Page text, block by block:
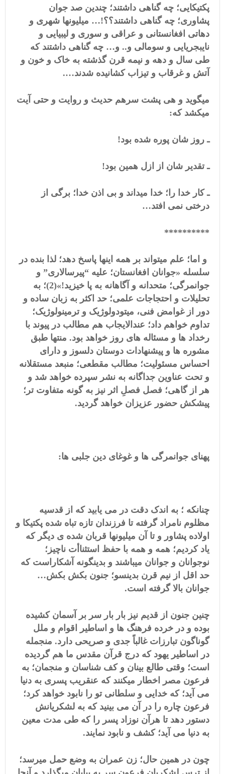
پکتیکایی؛ چه گناهی داشتند؛ چندین صد جوان
پشاوری؛ چه گناهی داشتند؟؟!… میلیونها شهری و
دهاتی افغانستانی و عراقی و سوری و لیبیایی و
نایبجریایی و سومالی و.. و… چه گناهی داشتند که
طی سال و دهه و نیمه قرن گذشته به خاک و خون و
آتش و غرقاب و تیزاب کشانیده شدند….
میگوید و هی پشت سرهم حدیث و روایت و حتی آیت
میکشد که:
ـ روز شان پوره شده بود!
ـ تقدیر شان از ازل همین بود!
ـ کار خدا را؛ خدا میداند و بی اذن خدا؛ برگی از
درختی نمی افتد…
**********
و اما؛ علم میتواند بر همه اینها پاسخ دهد؛ لذا بنده در
سلسله «جوانان افغانستان؛ علیه “پیرسالاری” و
جوانمرگی؛ متحدانه و آگاهانه به پا خیزید!»(2)؛ به
تحلیلات و احتجاجات علمی؛ حد اکثر به زبان ساده و
دور از غوامض فنی، میتودولوژیک و ترمینولوژیک؛
تداوم خواهم داد؛ عندالایجاب هم مطالب در پیوند با
رخداد ها و مسئاله های روز خواهد بود. منتها طبق
مشوره ها و پیشنهادات دوستان دلسوز و دارای
احساس مسئولیت؛ مطالب مقطعی؛ منبعد مستقلانه
و تحت عناوین جداگانه به نشر سپرده خواهد شد و
هر از گاهی؛ فصل فصلِ اثر نیز به گونه متفاوت تر؛
پیشکش حضور عزیزان خواهد گردید.
پهنای جوانمرگی ها و غوغای دین جلبی ها:
چنانکه ؛ به اندک دقت در می یابید که از قدسیه
مظلوم نامراد گرفته تا فرزندان تازه تباه شده پکتیکا و
اولاده پشاور و تا آن میلیونها قربان شده ی دیگر که
یاد کردیم؛ همه و همه با حفظ استثناأت ناچیز؛
نوجوانان و جوانان میباشند و بدینگونه آشکاراست که
حد اقل از نیم قرن بدینسو؛ جنون بکش بکش…
جوانان بالا گرفته است.
چنین جنون از قدیم نیز بار بار سر بر آسمان کشیده
بوده و در خرده فرهنگ ها و اساطیر اقوام و ملل
گوناگون تبارزات غالباً جدی و صریحی دارد. منجمله
در اساطیر یهود که درج قرآن مقدس ما هم گردیده
است؛ وقتی طالع بینان و کف شناسان و منجمان؛ به
فرعون مصر اخطار میکنند که عنقریب پسری به دنیا
می آید؛ که خدایی و سلطانی تو را نابود خواهد کرد؛
فرعون چاره را در آن می بینید که به لشکریانش
دستور دهد تا هرآن نوزاد پسر را که طی مدت معین
به دنیا می آید؛ کشف و نابود نمایند.
چون در همین حال؛ زن عمران به وضع حمل میرسد؛